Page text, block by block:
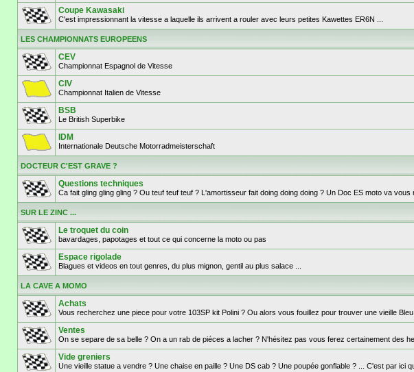
Coupe Kawasaki
C'est impressionnant la vitesse a laquelle ils arrivent a rouler avec leurs petites Kawettes ER6N ...
LES CHAMPIONNATS EUROPEENS
CEV
Championnat Espagnol de Vitesse
CIV
Championnat Italien de Vitesse
BSB
Le British Superbike
IDM
Internationale Deutsche Motorradmeisterschaft
DOCTEUR C'EST GRAVE ?
Questions techniques
Ca fait gling gling gling ? Ou teuf teuf teuf ? L'amortisseur fait doing doing doing ? Un Doc ES moto va vous
SUR LE ZINC ...
Le troquet du coin
bavardages, papotages et tout ce qui concerne la moto ou pas
Espace rigolade
Blagues et videos en tout genres, du plus mignon, gentil au plus salace ...
LA CAVE A MOMO
Achats
Vous recherchez une piece pour votre 103SP kit Polini ? Ou alors vous fouillez pour trouver une vieille
Ventes
On se separe de sa belle ? On a un rab de piéces a lacher ? N'hésitez pas vous ferez certainement des
Vide greniers
Une vieille statue a vendre ? Une chaise en paille ? Une DS cab ? Une poupée gonflable ? ... C'est par ici